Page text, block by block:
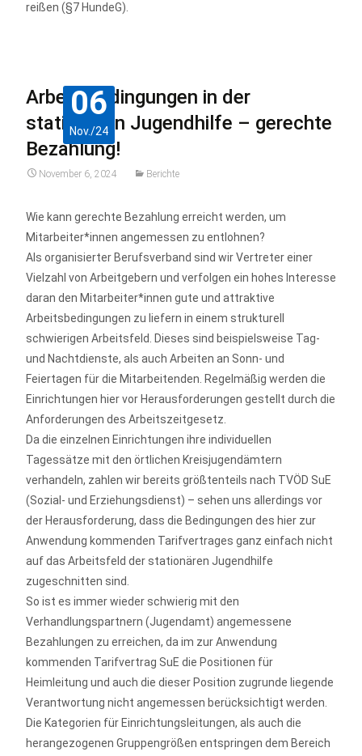
reißen (§7 HundeG).
06
Nov./24
Arbeitsbedingungen in der
stationären Jugendhilfe – gerechte
Bezahlung!
November 6, 2024 Berichte
Wie kann gerechte Bezahlung erreicht werden, um
Mitarbeiter*innen angemessen zu entlohnen?
Als organisierter Berufsverband sind wir Vertreter einer
Vielzahl von Arbeitgebern und verfolgen ein hohes Interesse
daran den Mitarbeiter*innen gute und attraktive
Arbeitsbedingungen zu liefern in einem strukturell
schwierigen Arbeitsfeld. Dieses sind beispielsweise Tag-
und Nachtdienste, als auch Arbeiten an Sonn- und
Feiertagen für die Mitarbeitenden. Regelmäßig werden die
Einrichtungen hier vor Herausforderungen gestellt durch die
Anforderungen des Arbeitszeitgesetz.
Da die einzelnen Einrichtungen ihre individuellen
Tagessätze mit den örtlichen Kreisjugendämtern
verhandeln, zahlen wir bereits größtenteils nach TVÖD SuE
(Sozial- und Erziehungsdienst) – sehen uns allerdings vor
der Herausforderung, dass die Bedingungen des hier zur
Anwendung kommenden Tarifvertrages ganz einfach nicht
auf das Arbeitsfeld der stationären Jugendhilfe
zugeschnitten sind.
So ist es immer wieder schwierig mit den
Verhandlungspartnern (Jugendamt) angemessene
Bezahlungen zu erreichen, da im zur Anwendung
kommenden Tarifvertrag SuE die Positionen für
Heimleitung und auch die dieser Position zugrunde liegende
Verantwortung nicht angemessen berücksichtigt werden.
Die Kategorien für Einrichtungsleitungen, als auch die
herangezogenen Gruppengrößen entspringen dem Bereich